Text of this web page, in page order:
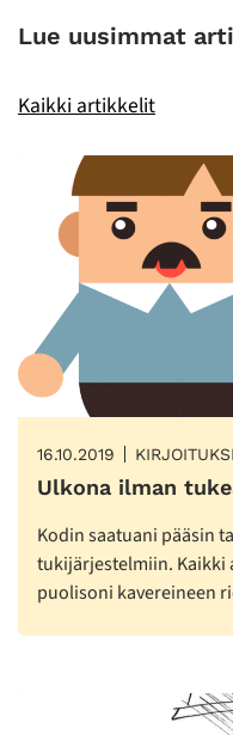
Lue uusimmat
Kaikki artikkelit
16.10.2019
Ulkona ilman
Kodin saatuani pääsin
tukijärjestelmiin. Kaikki
puolisoni kavereineen